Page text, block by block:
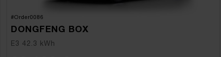
#Order0086
DONGFENG BOX
E3 42.3 kWh